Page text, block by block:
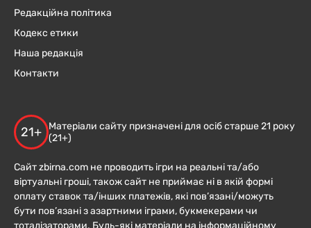
Редакційна політика
Кодекс етики
Наша редакція
Контакти
21+
Матеріали сайту призначені для осіб старше 21 року
(21+)
Сайт zbirna.com не проводить ігри на реальні та/або
віртуальні гроші, також сайт не приймає ні в якій формі
оплату ставок та/інших платежів, які пов’язані/можуть
бути пов’язані з азартними іграми, букмекерами чи